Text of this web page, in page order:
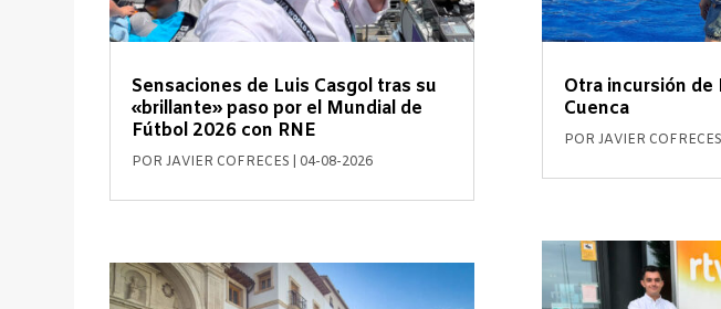
Sensaciones de Luis Casgol tras su
«brillante» paso por el Mundial de
Fútbol 2026 con RNE
PORJAVIER COFRECES 04-08-2026
Otra incursión de
Cuenca
POR JAVIER COFRECES